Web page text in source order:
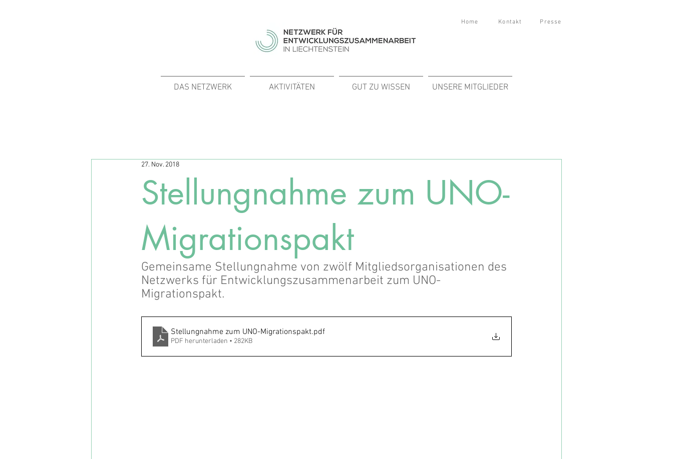
Home Kontakt Presse
DAS NETZWERK AKTIVITÄTEN GUT ZU WISSEN UNSERE MITGLIEDER
Stellungnahme zum UNO-
Migrationspakt
27. Nov. 2018
Gemeinsame Stellungnahme von zwölf Mitgliedsorganisationen des
Netzwerks für Entwicklungszusammenarbeit zum UNO-
Migrationspakt.
Stellungnahme zum UNO-Migrationspakt.pdf
PDF herunterladen • 282KB